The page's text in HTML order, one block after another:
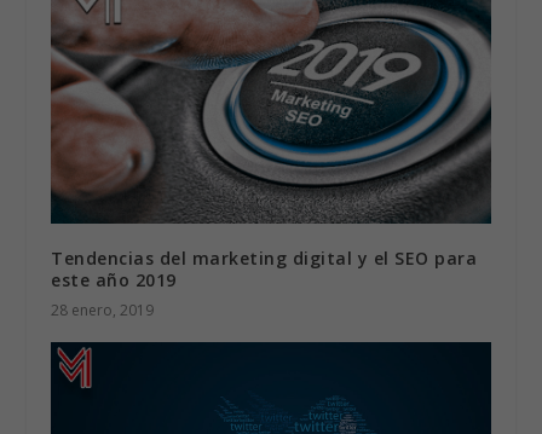
Tendencias del marketing digital y el SEO para
este año 2019
28 enero, 2019